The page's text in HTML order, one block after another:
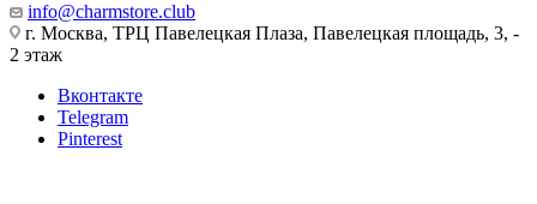
info@charmstore.club
г. Москва, ТРЦ Павелецкая Плаза, Павелецкая площадь, 3, -
2 этаж
Вконтакте
Telegram
Pinterest